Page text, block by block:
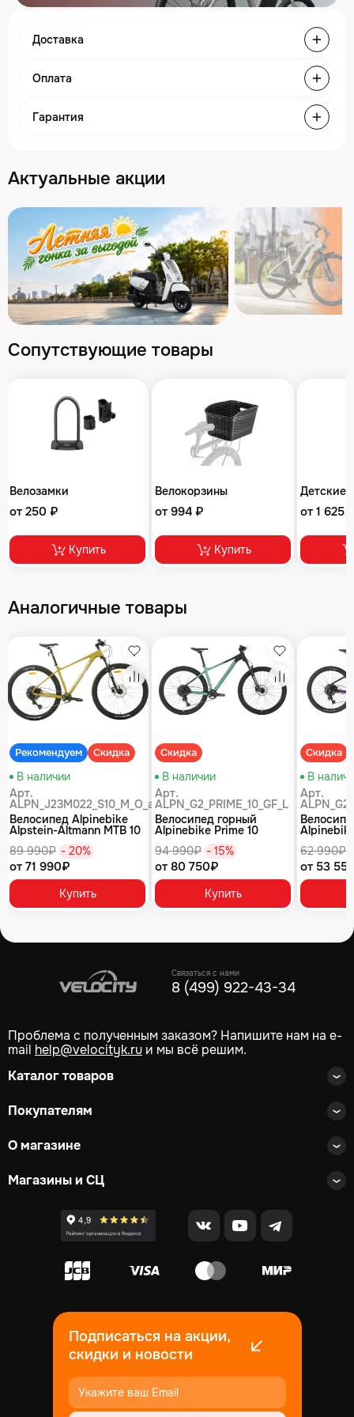
Доставка
Оплата
Гарантия
Актуальные акции
Сопутствующие товары
Велозамки
от 250 ₽
Купить
Велокорзины
от 994 ₽
Купить
Детские
от 1 625
Аналогичные товары
Рекомендуем Скидка
Избранное
Сравнение
В наличии
Арт.
ALPN_J23M022_S10_M_O_air
Велосипед Alpinebike
Alpstein-Altmann MTB 10
89 990₽ - 20%
от 71 990₽
Купить
Скидка
Избранное
Сравнение
В наличии
Арт.
ALPN_G2_PRIME_10_GF_L
Велосипед горный
Alpinebike Prime 10
94 990₽ - 15%
от 80 750₽
Купить
Скидка
В
Арт.
62 990₽
от 53
Связаться с нами
8 (499) 922-43-34
Проблема с полученным заказом? Напишите нам на e-
mail help@velocityk.ru и мы всё решим.
Каталог товаров
Покупателям
О магазине
Магазины и СЦ
Подписаться на акции,
скидки и новости